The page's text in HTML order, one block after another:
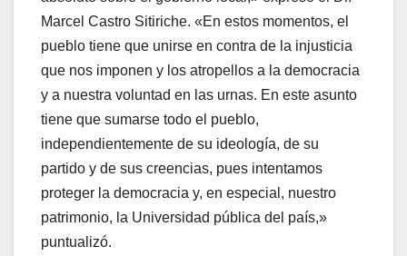
Marcel Castro Sitiriche. «En estos momentos, el
pueblo tiene que unirse en contra de la injusticia
que nos imponen y los atropellos a la democracia
y a nuestra voluntad en las urnas. En este asunto
tiene que sumarse todo el pueblo,
independientemente de su ideología, de su
partido y de sus creencias, pues intentamos
proteger la democracia y, en especial, nuestro
patrimonio, la Universidad pública del país,»
puntualizó.